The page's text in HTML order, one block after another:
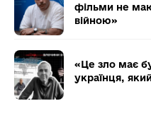
фільми не
війною»
«Це зло має
українця,